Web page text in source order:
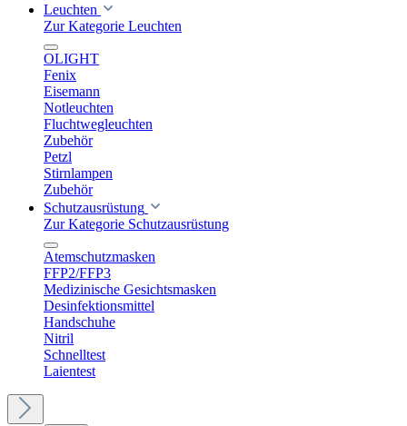
Leuchten
Zur Kategorie Leuchten
OLIGHT
Fenix
Eisemann
Notleuchten
Fluchtwegleuchten
Zubehör
Petzl
Stirnlampen
Zubehör
Schutzausrüstung
Zur Kategorie Schutzausrüstung
Atemschutzmasken
FFP2/FFP3
Medizinische Gesichtsmasken
Desinfektionsmittel
Handschuhe
Nitril
Schnelltest
Laientest